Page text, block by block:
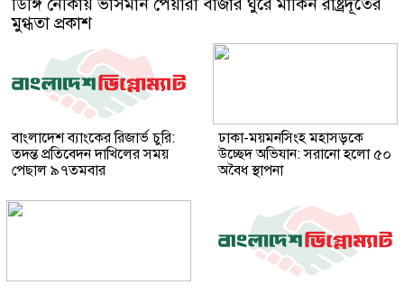
মুগ্ধতা প্রকাশ
বাংলাদেশ ব্যাংকের রিজার্ভ চুরি:
তদন্ত প্রতিবেদন দাখিলের সময়
পেছাল ৯৭তমবার
ঢাকা-ময়মনসিংহ মহাসড়কে
উচ্ছেদ অভিযান: সরানো হলো ৫০
অবৈধ স্থাপনা